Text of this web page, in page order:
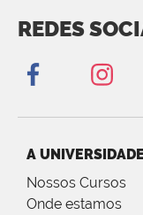
REDES
A UNIVERSIDADE
Nossos Cursos
Onde estamos